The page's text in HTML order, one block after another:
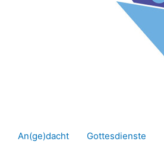
An(ge)dacht Gottesdienste